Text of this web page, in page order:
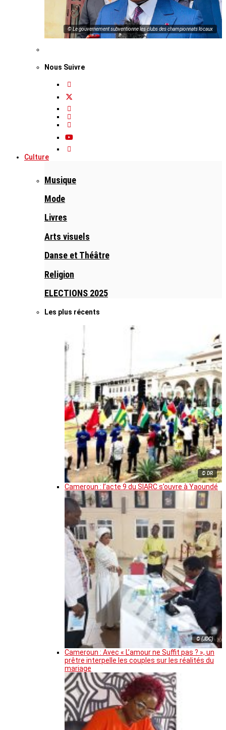
© Le gouvernement subventionne les clubs des championnats locaux
Nous Suivre
Culture
Musique
Mode
Livres
Arts visuels
Danse et Théâtre
Religion
ELECTIONS 2025
Les plus récents
© DR
Cameroun : l’acte 9 du SIARC s’ouvre à Yaoundé
© (JDC)
Cameroun : Avec « L’amour ne Suffit pas ? », un
prêtre interpelle les couples sur les réalités du
mariage